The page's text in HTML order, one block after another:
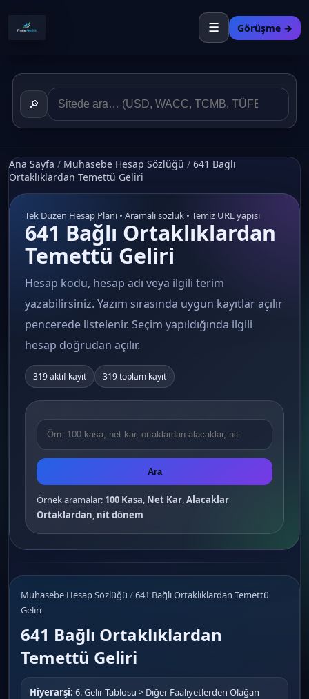
☰ Görüşme →
🔎
Ana Sayfa / Muhasebe Hesap Sözlüğü / 641 Bağlı
Ortaklıklardan Temettü Geliri
Tek Düzen Hesap Planı • Aramalı sözlük • Temiz URL yapısı
641 Bağlı Ortaklıklardan
Temettü Geliri
Hesap kodu, hesap adı veya ilgili terim
yazabilirsiniz. Yazım sırasında uygun kayıtlar açılır
pencerede listelenir. Seçim yapıldığında ilgili
hesap doğrudan açılır.
319 aktif kayıt 319 toplam kayıt
Ara
Örnek aramalar: 100 Kasa, Net Kar,Alacaklar
Ortaklardan, nit dönem
Muhasebe Hesap Sözlüğü /641 Bağlı Ortaklıklardan Temettü
Geliri
641 Bağlı Ortaklıklardan
Temettü Geliri
Hiyerarşi: 6. Gelir Tablosu > Diğer Faaliyetlerden Olağan